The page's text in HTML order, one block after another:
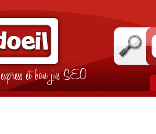
et bon jus SEO